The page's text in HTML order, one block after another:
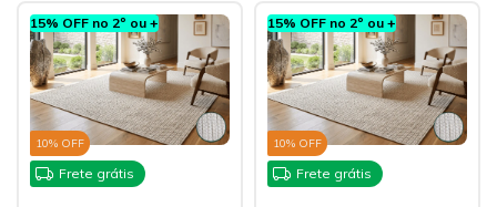
15% OFF no 2º ou +
10% OFF
Frete grátis
15% OFF no 2º ou +
10% OFF
Frete grátis